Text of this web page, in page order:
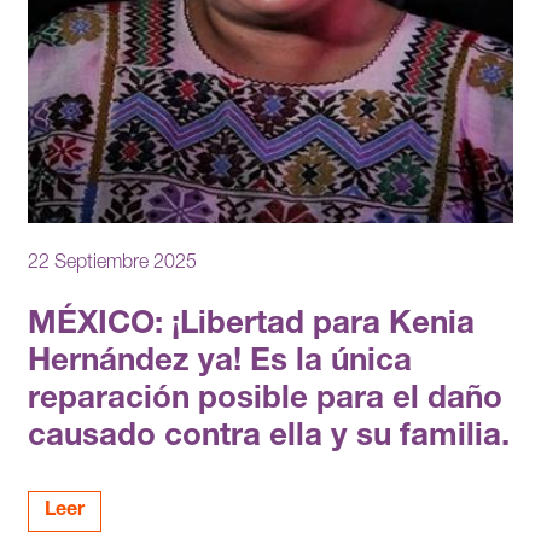
22 Septiembre 2025
MÉXICO: ¡Libertad para Kenia
Hernández ya! Es la única
reparación posible para el daño
causado contra ella y su familia.
Leer